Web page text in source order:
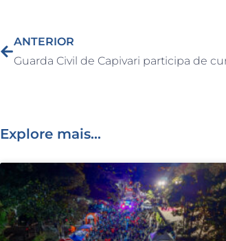
c
e
b
k
k
e
dI
te
r
l
s
A
ANTERIOR
Explore mais...